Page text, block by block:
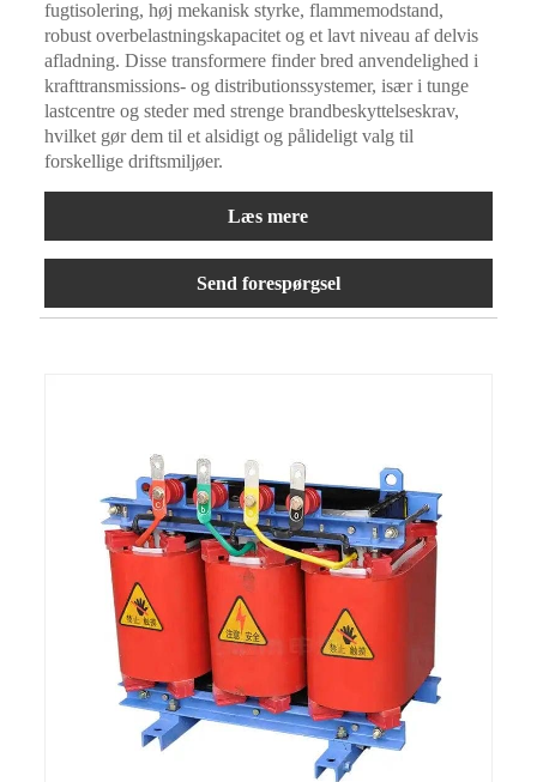
fugtisolering, høj mekanisk styrke, flammemodstand,
robust overbelastningskapacitet og et lavt niveau af delvis
afladning. Disse transformere finder bred anvendelighed i
krafttransmissions- og distributionssystemer, især i tunge
lastcentre og steder med strenge brandbeskyttelseskrav,
hvilket gør dem til et alsidigt og pålideligt valg til
forskellige driftsmiljøer.
Læs mere
Send forespørgsel